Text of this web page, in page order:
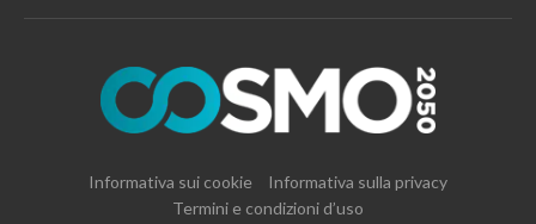
Informativa sui cookie
Informativa sulla privacy
Termini e condizioni d’uso